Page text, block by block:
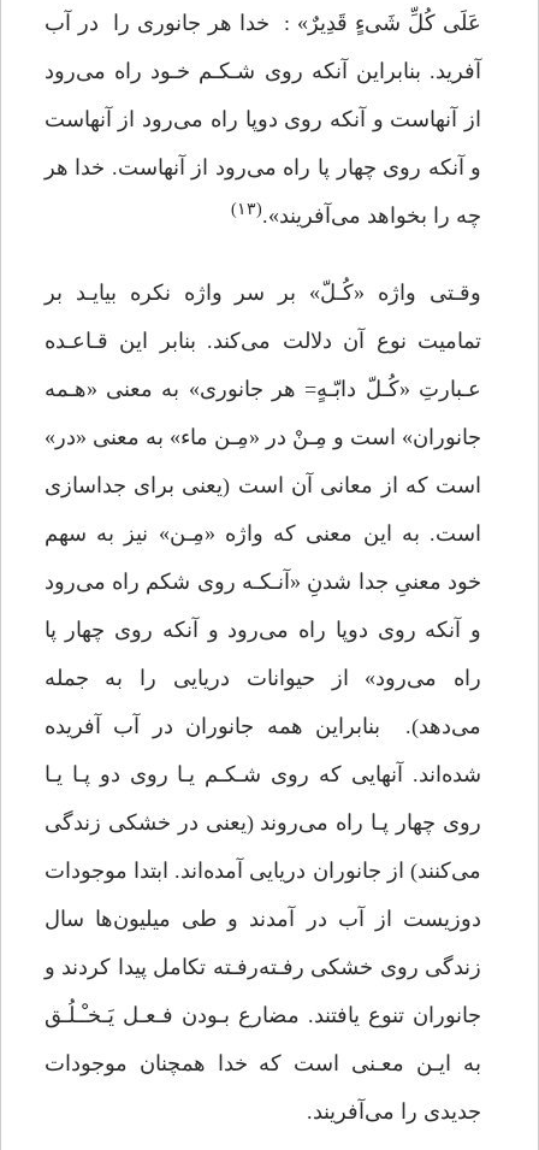
عَلَی کُلِّ شَیءٍ قَدِیرٌ» : خدا هر جانوری را در آب
آفرید. بنابراین آنکه روی شـکـم خـود راه می‌رود
از آنهاست و آنکه روی دوپا راه می‌رود از آنهاست
و آنکه روی چهار پا راه می‌رود از آنهاست. خدا هر
چه را بخواهد می‌آفریند».(۱۳)
وقـتی واژه «کُـلّ» بر سر واژه نکره بیایـد بر
تمامیت نوع آن دلالت می‌کند. بنابر این قـاعـده
عـبارتِ «کُـلّ دابّـهٍ= هر جانوری» به معنی «هـمه
جانوران» است و مِـنْ در «مِـن ماء» به معنی «در»
است که از معانی آن است (یعنی برای جداسازی
است. به این معنی که واژه «مِـن» نیز به سهم
خود معنیِ جدا شدنِ «آنـکـه روی شکم راه می‌رود
و آنکه روی دوپا راه می‌رود و آنکه روی چهار پا
راه می‌رود» از حیوانات دریایی را به جمله
می‌دهد). بنابراین همه جانوران در آب آفریده
شده‌اند. آنهایی که روی شـکـم یـا روی دو پـا یـا
روی چهار پـا راه می‌روند (یعنی در خشکی زندگی
می‌کنند) از جانوران دریایی آمده‌اند. ابتدا موجودات
دوزیست از آب در آمدند و طی میلیون‌ها سال
زندگی روی خشکی رفـته‌رفـته تکامل پیدا کردند و
جانوران تنوع یافتند. مضارع بـودن فـعـل یَـخـْـلُـق
به ایـن معـنی است که خدا همچنان موجودات
جدیدی را می‌آفریند.